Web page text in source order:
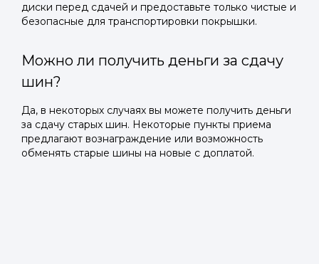
диски перед сдачей и предоставьте только чистые и
безопасные для транспортировки покрышки.
Можно ли получить деньги за сдачу
шин?
Да, в некоторых случаях вы можете получить деньги
за сдачу старых шин. Некоторые пункты приема
предлагают вознаграждение или возможность
обменять старые шины на новые с доплатой.